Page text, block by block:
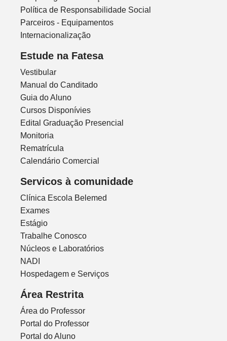
Política de Responsabilidade Social
Parceiros - Equipamentos
Internacionalização
Estude na Fatesa
Vestibular
Manual do Canditado
Guia do Aluno
Cursos Disponívies
Edital Graduação Presencial
Monitoria
Rematrícula
Calendário Comercial
Servicos à comunidade
Clínica Escola Belemed
Exames
Estágio
Trabalhe Conosco
Núcleos e Laboratórios
NADI
Hospedagem e Serviços
Área Restrita
Área do Professor
Portal do Professor
Portal do Aluno